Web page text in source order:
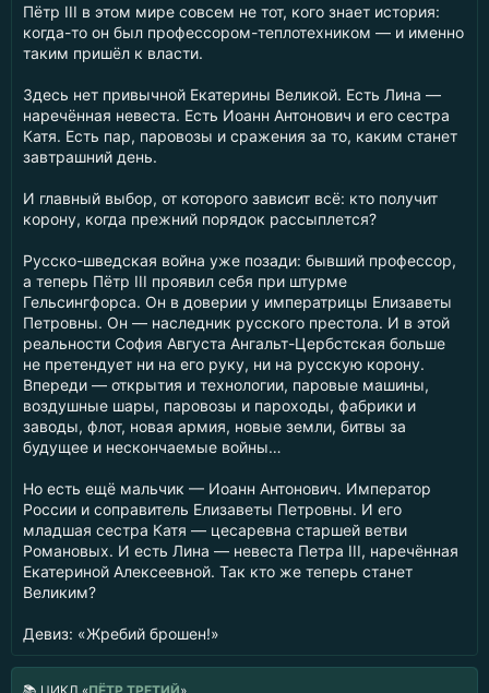
Пётр III в этом мире совсем не тот, кого знает история:
когда-то он был профессором-теплотехником — и именно
таким пришёл к власти.
Здесь нет привычной Екатерины Великой. Есть Лина —
наречённая невеста. Есть Иоанн Антонович и его сестра
Катя. Есть пар, паровозы и сражения за то, каким станет
завтрашний день.
И главный выбор, от которого зависит всё: кто получит
корону, когда прежний порядок рассыплется?
Русско-шведская война уже позади: бывший профессор,
а теперь Пётр III проявил себя при штурме
Гельсингфорса. Он в доверии у императрицы Елизаветы
Петровны. Он — наследник русского престола. И в этой
реальности София Августа Ангальт-Цербстская больше
не претендует ни на его руку, ни на русскую корону.
Впереди — открытия и технологии, паровые машины,
воздушные шары, паровозы и пароходы, фабрики и
заводы, флот, новая армия, новые земли, битвы за
будущее и нескончаемые войны…
Но есть ещё мальчик — Иоанн Антонович. Император
России и соправитель Елизаветы Петровны. И его
младшая сестра Катя — цесаревна старшей ветви
Романовых. И есть Лина — невеста Петра III, наречённая
Екатериной Алексеевной. Так кто же теперь станет
Великим?
Девиз: «Жребий брошен!»
📚 ЦИКЛ «ПЁТР ТРЕТИЙ»